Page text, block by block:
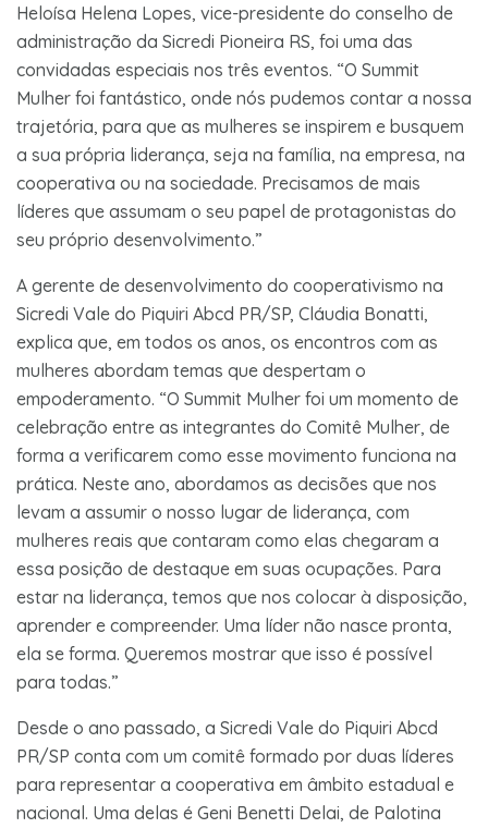
Heloísa Helena Lopes, vice-presidente do conselho de
administração da Sicredi Pioneira RS, foi uma das
convidadas especiais nos três eventos. “O Summit
Mulher foi fantástico, onde nós pudemos contar a nossa
trajetória, para que as mulheres se inspirem e busquem
a sua própria liderança, seja na família, na empresa, na
cooperativa ou na sociedade. Precisamos de mais
líderes que assumam o seu papel de protagonistas do
seu próprio desenvolvimento.”
A gerente de desenvolvimento do cooperativismo na
Sicredi Vale do Piquiri Abcd PR/SP, Cláudia Bonatti,
explica que, em todos os anos, os encontros com as
mulheres abordam temas que despertam o
empoderamento. “O Summit Mulher foi um momento de
celebração entre as integrantes do Comitê Mulher, de
forma a verificarem como esse movimento funciona na
prática. Neste ano, abordamos as decisões que nos
levam a assumir o nosso lugar de liderança, com
mulheres reais que contaram como elas chegaram a
essa posição de destaque em suas ocupações. Para
estar na liderança, temos que nos colocar à disposição,
aprender e compreender. Uma líder não nasce pronta,
ela se forma. Queremos mostrar que isso é possível
para todas.”
Desde o ano passado, a Sicredi Vale do Piquiri Abcd
PR/SP conta com um comitê formado por duas líderes
para representar a cooperativa em âmbito estadual e
nacional. Uma delas é Geni Benetti Delai, de Palotina